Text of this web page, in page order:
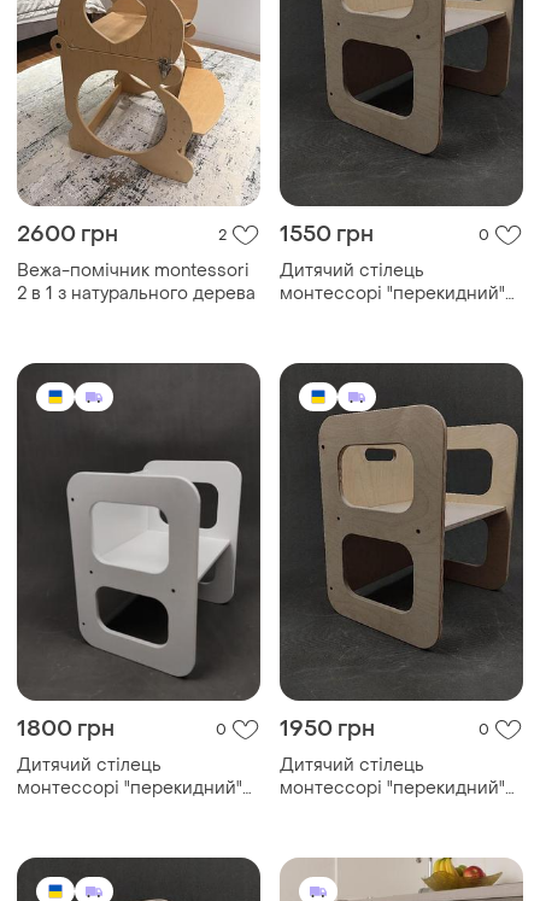
2600 грн 2
Вежа-помічник montessori
2 в 1 з натурального дерева
1550 грн 0
Дитячий стілець
монтессорі "перекидний"
1800 грн 0
Дитячий стілець
монтессорі "перекидний"
1950 грн 0
Дитячий стілець
монтессорі "перекидний"